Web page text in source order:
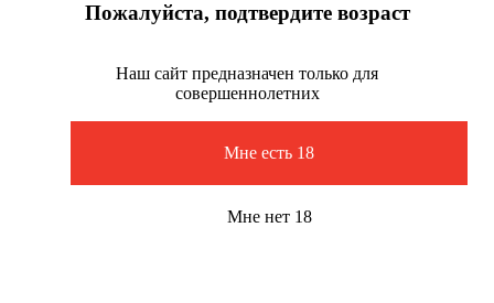
Пожалуйста, подтвердите возраст
Наш сайт предназначен только для
совершеннолетних
Мне есть 18
Мне нет 18